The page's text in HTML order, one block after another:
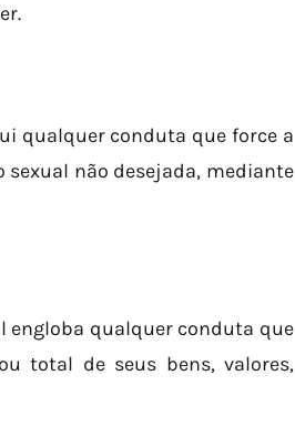
qualquer conduta que force a
não desejada, mediante
engloba qualquer conduta que
total de seus bens, valores,